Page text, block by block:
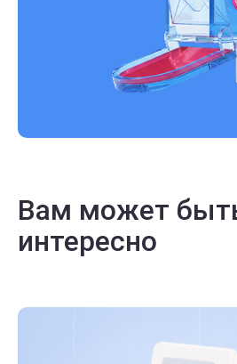
Вам может
интересно